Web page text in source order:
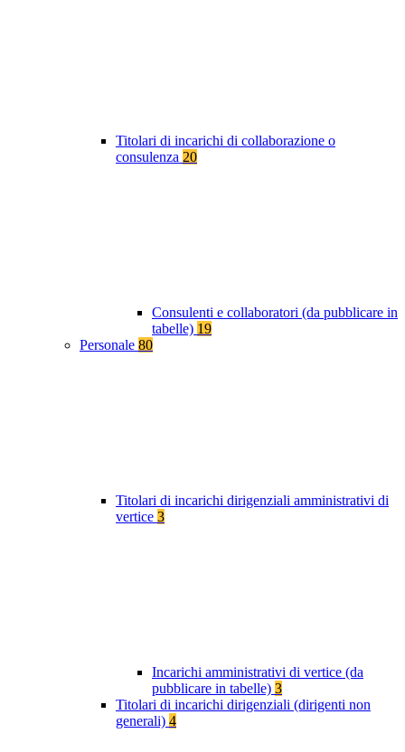
Titolari di incarichi di collaborazione o
consulenza 20
Consulenti e collaboratori (da pubblicare in
tabelle) 19
Personale 80
Titolari di incarichi dirigenziali amministrativi di
vertice 3
Incarichi amministrativi di vertice (da
pubblicare in tabelle) 3
Titolari di incarichi dirigenziali (dirigenti non
generali) 4